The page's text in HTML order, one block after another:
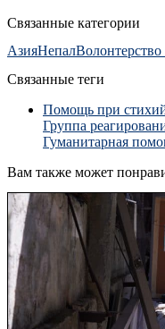
Связанные категории
АзияНепал
Связанные теги
Помощь при
Группа
Гуманитарная
Вам также может